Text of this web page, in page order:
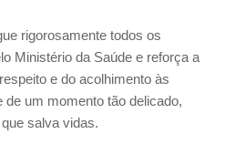
rigorosamente todos os
Ministério da Saúde e reforça a
e do acolhimento às
um momento tão delicado,
salva vidas.